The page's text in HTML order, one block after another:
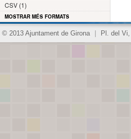
CSV (1)
MOSTRAR MÉS FORMATS
© 2013 Ajuntament de Girona Pl. del